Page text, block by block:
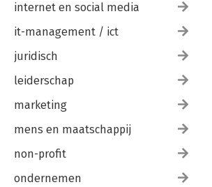
internet en social media
it-management / ict
juridisch
leiderschap
marketing
mens en maatschappij
non-profit
ondernemen